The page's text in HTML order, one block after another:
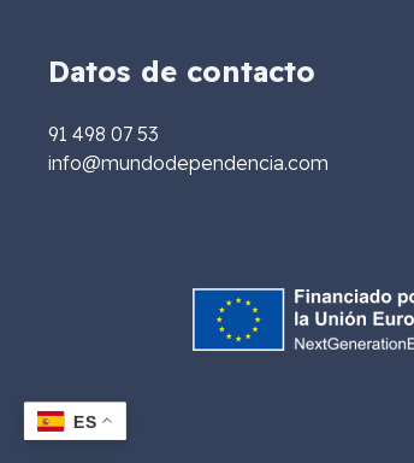
Datos de contacto
91 498 07 53
info@mundodependencia.com
ES